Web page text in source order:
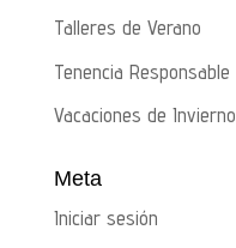
Talleres de Verano
Tenencia Responsable
Vacaciones de Invierno
Meta
Iniciar sesión